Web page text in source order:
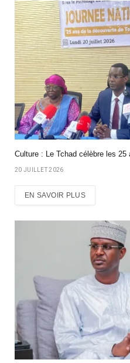
Culture : Le Tchad célèbre les 25
20 JUILLET 2026
EN SAVOIR PLUS